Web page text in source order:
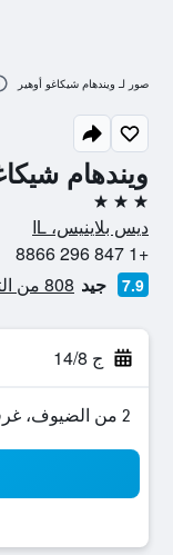
ويندهام
3 نجوم
ديس بلاينيس، IL
+1 847 296 8866
7.9 جيد 808 من التقييمات تم التحقق منها
ج 14/8
2 من الضيوف، غرفة واحدة
صور لـ ويندهام شيكاغو أوهير